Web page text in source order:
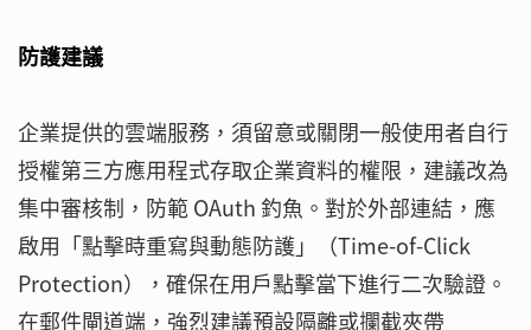
防護建議
企業提供的雲端服務，須留意或關閉一般使用者自行
授權第三方應用程式存取企業資料的權限，建議改為
集中審核制，防範 OAuth 釣魚。對於外部連結，應
啟用「點擊時重寫與動態防護」（Time-of-Click
Protection），確保在用戶點擊當下進行二次驗證。
在郵件閘道端，強烈建議預設隔離或攔截夾帶